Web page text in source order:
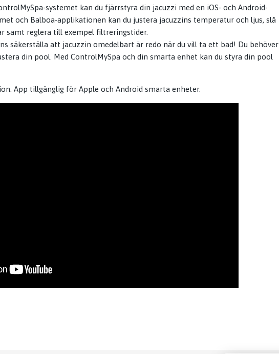
systemet kan du fjärrstyra din jacuzzi med en iOS- och Android-
och Balboa-applikationen kan du justera jacuzzins temperatur och ljus, slå
samt reglera till exempel filtreringstider.
säkerställa att jacuzzin omedelbart är redo när du vill ta ett bad! Du behöver
din pool. Med ControlMySpa och din smarta enhet kan du styra din pool
App tillgänglig för Apple och Android smarta enheter.